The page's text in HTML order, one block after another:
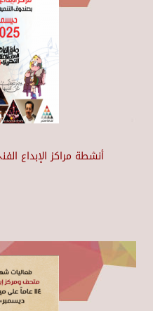
أنشطة مراكز الإبداع